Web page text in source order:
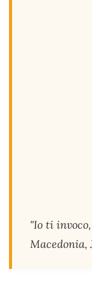
"Io ti
Macedonia,